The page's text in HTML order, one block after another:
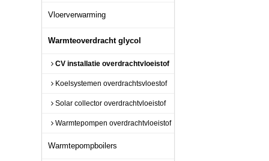
Vloerverwarming
Warmteoverdracht glycol
CV installatie overdrachtvloeistof
Koelsystemen overdrachtsvloestof
Solar collector overdrachtvloeistof
Warmtepompen overdrachtvloeistof
Warmtepompboilers